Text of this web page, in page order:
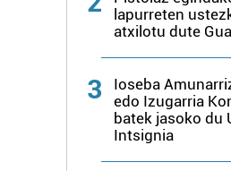
lapurreten
atxilotu dute
3
Ioseba
edo Izugarria
batek jasoko du
Intsignia